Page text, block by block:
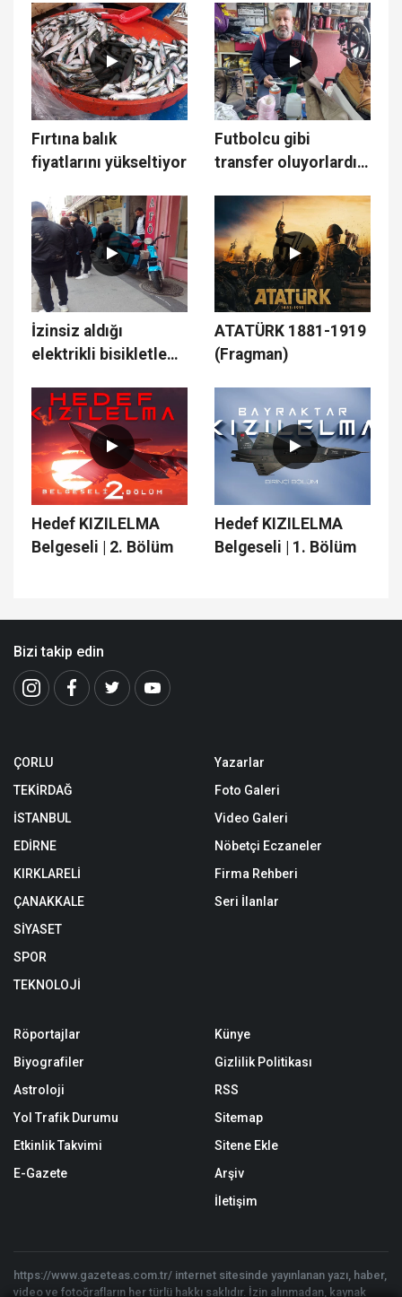
kamerada
Fırtına balık
fiyatlarını yükseltiyor
Futbolcu gibi
transfer oluyorlardı,
yok
İzinsiz aldığı
elektrikli bisikletle
yayalara çarptı: O
anlar kamerada
ATATÜRK 1881-1919
(Fragman)
Hedef KIZILELMA
Belgeseli | 2. Bölüm
Hedef KIZILELMA
Belgeseli | 1. Bölüm
Bizi takip edin
ÇORLU
TEKİRDAĞ
İSTANBUL
EDİRNE
KIRKLARELİ
ÇANAKKALE
SİYASET
SPOR
TEKNOLOJİ
Yazarlar
Foto Galeri
Video Galeri
Nöbetçi Eczaneler
Firma Rehberi
Seri İlanlar
Röportajlar
Biyografiler
Astroloji
Yol Trafik Durumu
Etkinlik Takvimi
E-Gazete
Künye
Gizlilik Politikası
RSS
Sitemap
Sitene Ekle
Arşiv
İletişim
https://www.gazeteas.com.tr/ internet sitesinde yayınlanan yazı, haber,
video ve fotoğrafların her türlü hakkı saklıdır. İzin alınmadan, kaynak